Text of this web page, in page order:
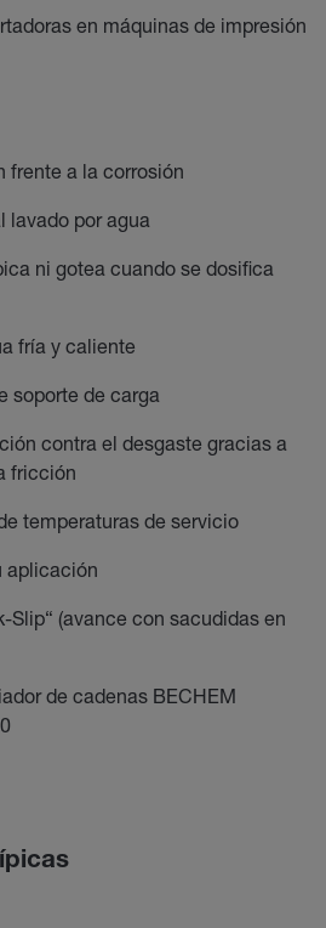
en máquinas de impresión
frente a la corrosión
lavado por agua
ni gotea cuando se dosifica
fría y caliente
soporte de carga
contra el desgaste gracias a
fricción
temperaturas de servicio
aplicación
Slip“ (avance con sacudidas en
de cadenas BECHEM